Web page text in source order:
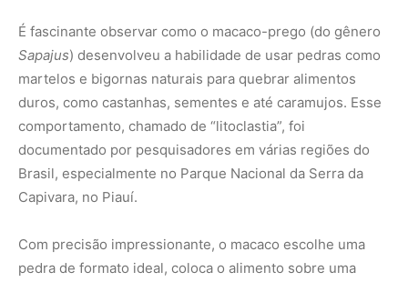
É fascinante observar como o macaco-prego (do gênero
Sapajus) desenvolveu a habilidade de usar pedras como
martelos e bigornas naturais para quebrar alimentos
duros, como castanhas, sementes e até caramujos. Esse
comportamento, chamado de “litoclastia”, foi
documentado por pesquisadores em várias regiões do
Brasil, especialmente no Parque Nacional da Serra da
Capivara, no Piauí.
Com precisão impressionante, o macaco escolhe uma
pedra de formato ideal, coloca o alimento sobre uma